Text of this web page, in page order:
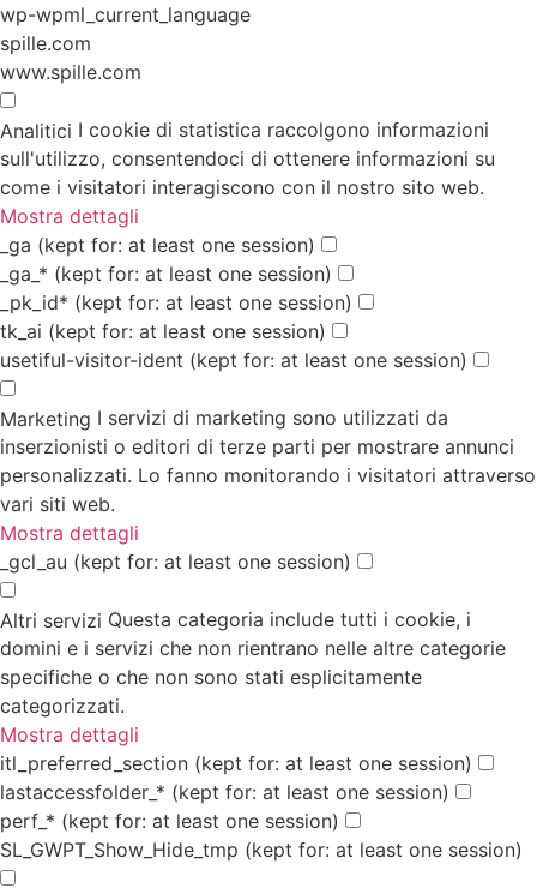
wp-wpml_current_language
spille.com
www.spille.com
Analitici I cookie di statistica raccolgono informazioni
sull'utilizzo, consentendoci di ottenere informazioni su
come i visitatori interagiscono con il nostro sito web.
Mostra dettagli
_ga (kept for: at least one session)
_ga_* (kept for: at least one session)
_pk_id* (kept for: at least one session)
tk_ai (kept for: at least one session)
usetiful-visitor-ident (kept for: at least one session)
Marketing I servizi di marketing sono utilizzati da
inserzionisti o editori di terze parti per mostrare annunci
personalizzati. Lo fanno monitorando i visitatori attraverso
vari siti web.
Mostra dettagli
_gcl_au (kept for: at least one session)
Altri servizi Questa categoria include tutti i cookie, i
domini e i servizi che non rientrano nelle altre categorie
specifiche o che non sono stati esplicitamente
categorizzati.
Mostra dettagli
itl_preferred_section (kept for: at least one session)
lastaccessfolder_* (kept for: at least one session)
perf_* (kept for: at least one session)
SL_GWPT_Show_Hide_tmp (kept for: at least one session)